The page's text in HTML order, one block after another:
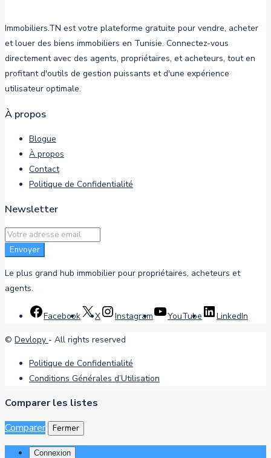
Immobiliers.TN est votre plateforme gratuite pour vendre, acheter
et louer des biens immobiliers en Tunisie. Connectez-vous
directement avec des agents, propriétaires, et acheteurs, tout en
profitant d'outils de gestion puissants et d'une expérience
utilisateur optimale.
À propos
Blogue
À propos
Contact
Politique de Confidentialité
Newsletter
Envoyer
Le plus grand hub immobilier pour propriétaires, acheteurs et
agents.
Facebook X Instagram YouTube LinkedIn
© Devlopy - All rights reserved
Politique de Confidentialité
Conditions Générales d’Utilisation
Comparer les listes
Comparer
Fermer
Connexion